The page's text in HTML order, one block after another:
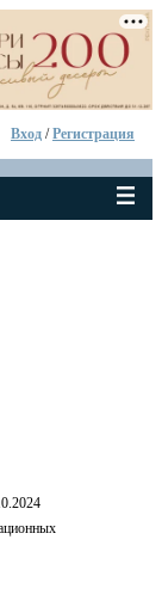
Вход /Регистрация